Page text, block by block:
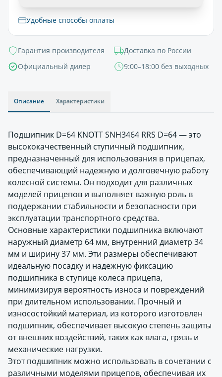
Удобные способы оплаты
Гарантия производителя
Доставка по России
Официальный дилер
9:00–18:00 без выходных
Описание Характеристики
Подшипник D=64 KNOTT SNH3464 RRS D=64 — это
высококачественный ступичный подшипник,
предназначенный для использования в прицепах,
обеспечивающий надежную и долговечную работу
колесной системы. Он подходит для различных
моделей прицепов и выполняет важную роль в
поддержании стабильности и безопасности при
эксплуатации транспортного средства.
Основные характеристики подшипника включают
наружный диаметр 64 мм, внутренний диаметр 34
мм и ширину 37 мм. Эти размеры обеспечивают
идеальную посадку и надежную фиксацию
подшипника в ступице колеса прицепа,
минимизируя вероятность износа и повреждений
при длительном использовании. Прочный и
износостойкий материал, из которого изготовлен
подшипник, обеспечивает высокую степень защиты
от внешних воздействий, таких как влага, грязь и
механические нагрузки.
Этот подшипник можно использовать в сочетании с
различными моделями прицепов, обеспечивая их